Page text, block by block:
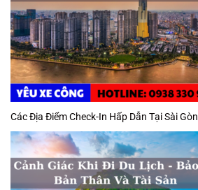
Các Địa Điểm Check-In Hấp Dẫn Tại Sài Gòn